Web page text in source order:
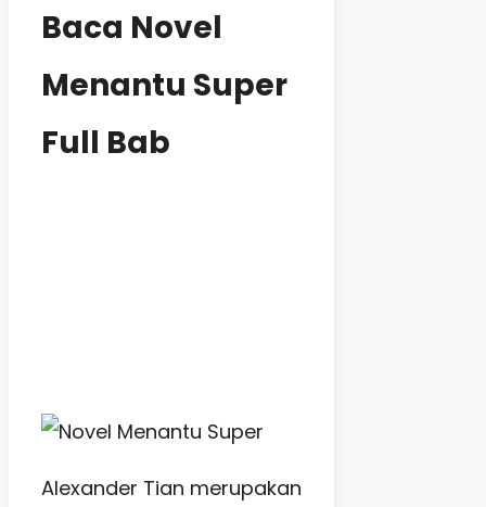
Baca Novel
Menantu Super
Full Bab
Alexander Tian merupakan